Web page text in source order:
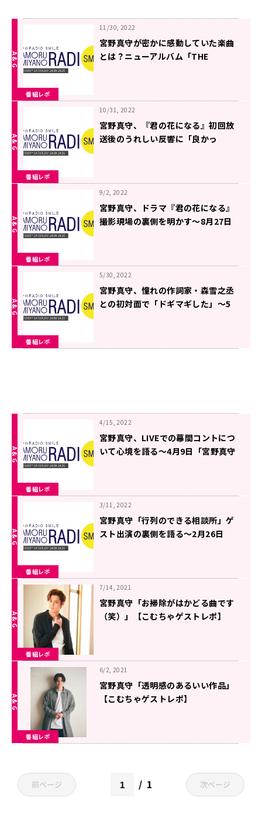
番組レポ
11/30, 2022
宮野真守が密かに感動していた楽曲
とは？ニューアルバム「THE
番組レポ
10/31, 2022
宮野真守、『君の花になる』初回放
送後のうれしい反響に「良かっ
番組レポ
9/2, 2022
宮野真守、ドラマ『君の花になる』
撮影現場の裏側を明かす～8月27日
番組レポ
5/30, 2022
宮野真守、憧れの作詞家・森雪之丞
との初対面で「ドギマギした」〜5
番組レポ
4/15, 2022
宮野真守、LIVEでの幕間コントにつ
いて心境を語る〜4月9日「宮野真守
番組レポ
3/11, 2022
宮野真守「行列のできる相談所」ゲ
スト出演の裏側を語る〜2月26日
番組レポ
7/14, 2021
宮野真守「お掃除がはかどる曲です
（笑）」【こむちゃゲストレポ】
番組レポ
6/2, 2021
宮野真守「透明感のあるいい作品」
【こむちゃゲストレポ】
前ページ 1 次ページ